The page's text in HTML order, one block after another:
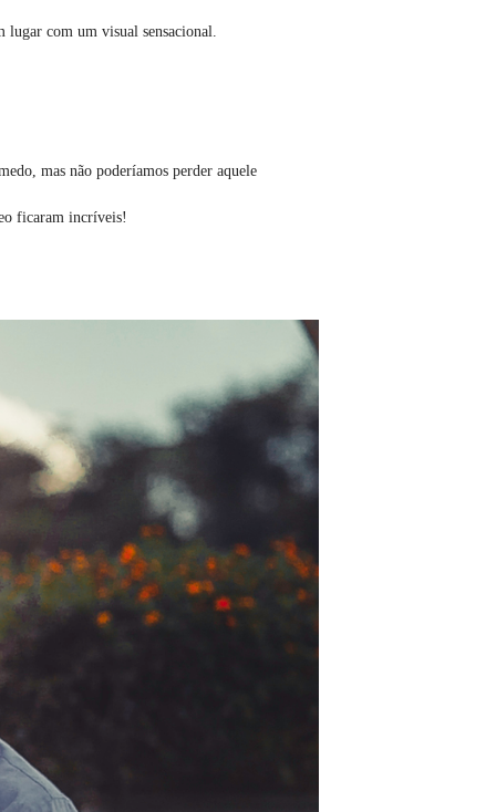
lugar com um visual sensacional.
mas não poderíamos perder aquele
ficaram incríveis!